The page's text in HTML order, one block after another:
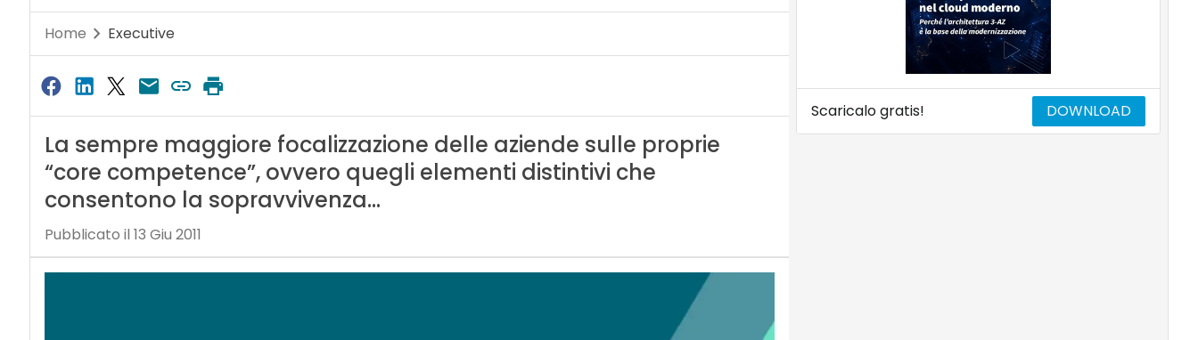
Home Executive
La sempre maggiore focalizzazione delle aziende sulle proprie
“core competence”, ovvero quegli elementi distintivi che
consentono la sopravvivenza…
Pubblicato il 13 Giu 2011
Scaricalo gratis! DOWNLOAD